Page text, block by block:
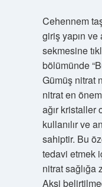
Cehennem
giriş yapın ve
sekmesine
bölümünde
Gümüş nitrat
nitrat en
ağır kristaller
kullanılır ve
sahiptir. Bu
tedavi etmek
nitrat sağlığa
Aksi